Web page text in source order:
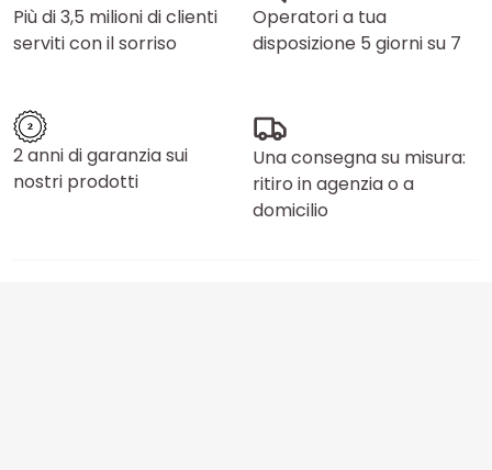
Più di 3,5 milioni di clienti
serviti con il sorriso
Operatori a tua
disposizione 5 giorni su 7
2 anni di garanzia sui
nostri prodotti
Una consegna su misura:
ritiro in agenzia o a
domicilio